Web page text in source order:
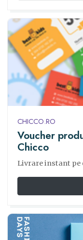
CHICCO.RO
Voucher
Chicco
Livrare instant pe